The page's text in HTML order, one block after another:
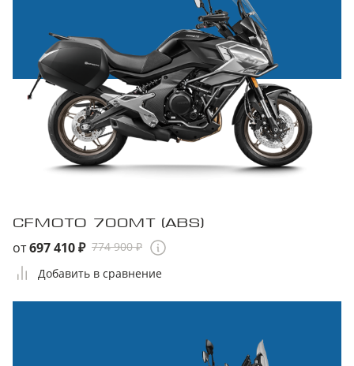
CFMOTO 700MT (ABS)
от697 410 ₽ 774 900 ₽
Добавить в сравнение